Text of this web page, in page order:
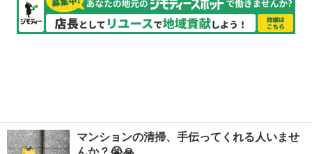
マンションの清掃、手伝ってくれる人いませ
んか？😭🙏